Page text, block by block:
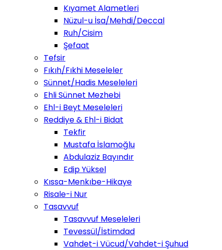
Kıyamet Alametleri
Nüzul-u İsa/Mehdi/Deccal
Ruh/Cisim
Şefaat
Tefsir
Fıkıh/Fıkhi Meseleler
Sünnet/Hadis Meseleleri
Ehli Sünnet Mezhebi
Ehl-i Beyt Meseleleri
Reddiye & Ehl-i Bidat
Tekfir
Mustafa İslamoğlu
Abdulaziz Bayındır
Edip Yüksel
Kıssa-Menkıbe-Hikaye
Risale-i Nur
Tasavvuf
Tasavvuf Meseleleri
Tevessül/İstimdad
Vahdet-i Vücud/Vahdet-i Şuhud